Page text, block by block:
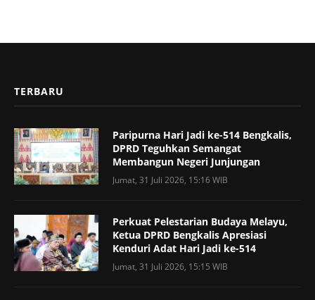
TERBARU
Paripurna Hari Jadi ke-514 Bengkalis,
DPRD Teguhkan Semangat
Membangun Negeri Junjungan
Jumat, 31 Juli 2026, 15:16 WIB
Perkuat Pelestarian Budaya Melayu,
Ketua DPRD Bengkalis Apresiasi
Kenduri Adat Hari Jadi ke-514
Jumat, 31 Juli 2026, 15:15 WIB